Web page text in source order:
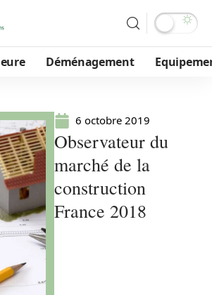
Déménagement
6 octobre 2019
Observateur du
marché de la
construction
France 2018